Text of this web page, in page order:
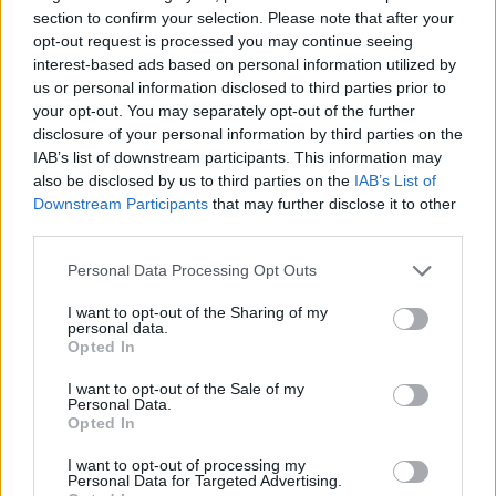
section to confirm your selection. Please note that after your
opt-out request is processed you may continue seeing
interest-based ads based on personal information utilized by
us or personal information disclosed to third parties prior to
your opt-out. You may separately opt-out of the further
disclosure of your personal information by third parties on the
IAB’s list of downstream participants. This information may
also be disclosed by us to third parties on the IAB’s List of
Downstream Participants that may further disclose it to other
Personal Data Processing Opt Outs
I want to opt-out of the Sharing of my
personal data.
Opted In
I want to opt-out of the Sale of my
Personal Data.
Opted In
I want to opt-out of processing my
Personal Data for Targeted Advertising.
Implanon (hormoonimplantaat) (584)
Anticonceptie - overig
Lexapro (509)
Depressie - antidepressiva SSRI
Concerta (503)
ADHD - psychostimulantia
Amlodipine (493)
Bloeddruk - calciumantagonisten
Antibiotica - penicillines breedspectrum
Roaccutane (480)
Dexamfetamine (446)
ADHD - psychostimulantia
Euthyrox (436)